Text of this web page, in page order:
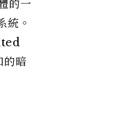
的一
統。
的暗